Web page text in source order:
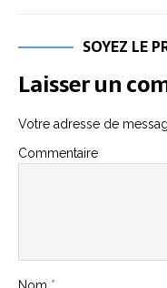
SOYEZ LE
Laisser un
Votre adresse de
Commentaire